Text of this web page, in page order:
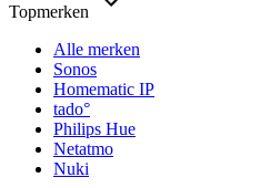
Topmerken
Alle merken
Sonos
Homematic IP
tado°
Philips Hue
Netatmo
Nuki